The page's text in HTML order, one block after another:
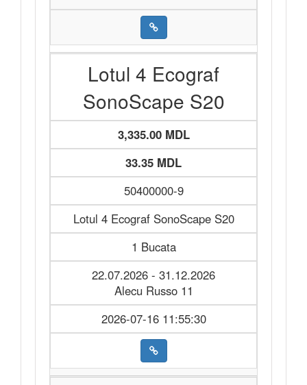
Lotul 4 Ecograf
SonoScape S20
3,335.00 MDL
33.35 MDL
50400000-9
Lotul 4 Ecograf SonoScape S20
1 Bucata
22.07.2026 - 31.12.2026
Alecu Russo 11
2026-07-16 11:55:30